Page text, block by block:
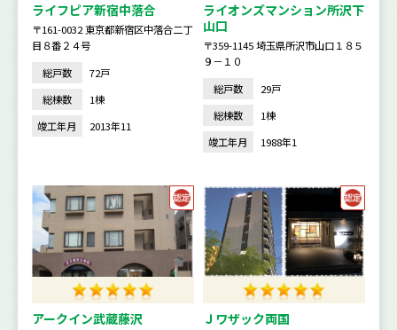
ライフピア新宿中落合
〒161-0032 東京都新宿区中落合二丁
目８番２４号
総戸数
72戸
総棟数
1棟
竣工年月
2013年11
ライオンズマンション所沢下
山口
〒359-1145 埼玉県所沢市山口１８５
９－１０
総戸数
29戸
総棟数
1棟
竣工年月
1988年1
アークイン武蔵藤沢 Ｊワザック両国